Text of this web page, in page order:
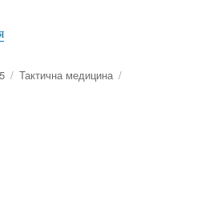
“Лабораторна оцінка українських
Категорії
Тактична медицина